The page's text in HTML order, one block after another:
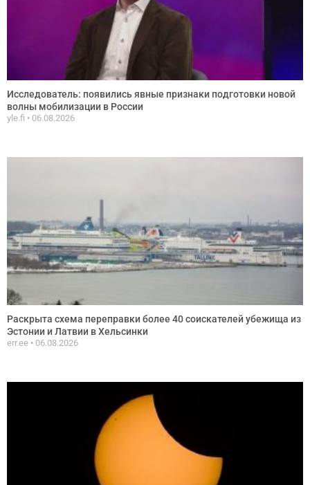
Исследователь: появились явные признаки подготовки новой
волны мобилизации в России
yle.fi 06.08.2026
Раскрыта схема переправки более 40 соискателей убежища из
Эстонии и Латвии в Хельсинки
err.ee 06.08.2026